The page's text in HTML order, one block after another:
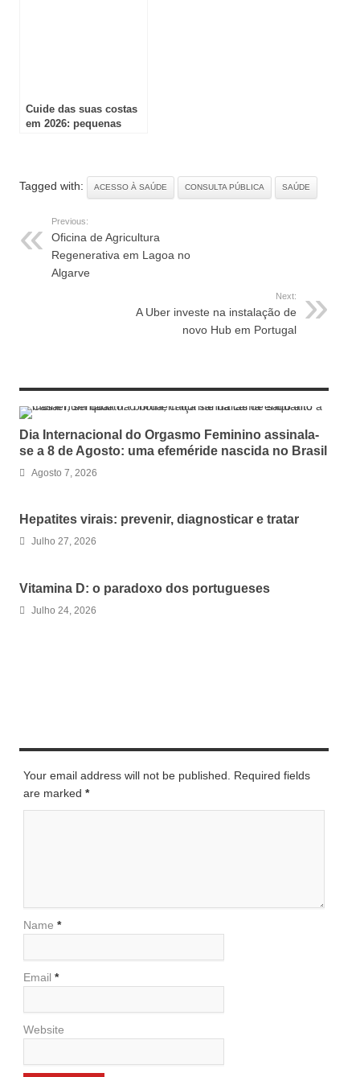
Cuide das suas costas
em 2026: pequenas
Tagged with: ACESSO À SAÚDE CONSULTA PÚBLICA SAÚDE
Previous:
Oficina de Agricultura
Regenerativa em Lagoa no
Algarve
Next:
A Uber investe na instalação de
novo Hub em Portugal
Dia Internacional do Orgasmo Feminino assinala-
se a 8 de Agosto: uma efeméride nascida no Brasil
Agosto 7, 2026
Hepatites virais: prevenir, diagnosticar e tratar
Julho 27, 2026
Vitamina D: o paradoxo dos portugueses
Julho 24, 2026
Your email address will not be published. Required fields
are marked *
Name *
Email *
Website